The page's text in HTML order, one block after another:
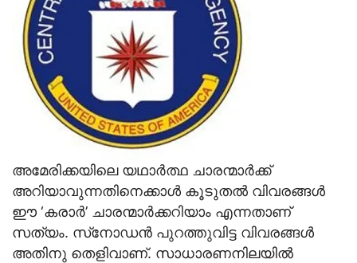
അമേരിക്കയിലെ യഥാര്‍ത്ഥ ചാരന്മാര്‍ക്ക്
അറിയാവുന്നതിനെക്കാള്‍ കൂടുതല്‍ വിവരങ്ങള്‍
ഈ ‘കരാര്‍’ ചാരന്മാര്‍ക്കറിയാം എന്നതാണ്
സത്യം. സ്‌നോഡന്‍ പുറത്തുവിട്ട വിവരങ്ങള്‍
അതിനു തെളിവാണ്. സാധാരണനിലയില്‍